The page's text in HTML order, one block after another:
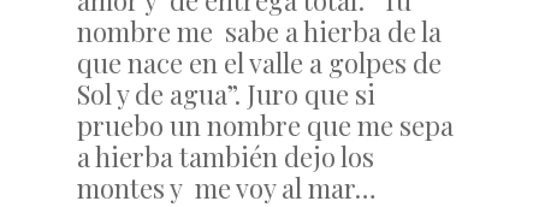
nombre me sabe a hierba de la
que nace en el valle a golpes de
Sol y de agua”. Juro que si
pruebo un nombre que me sepa
a hierba también dejo los
montes y me voy al mar…